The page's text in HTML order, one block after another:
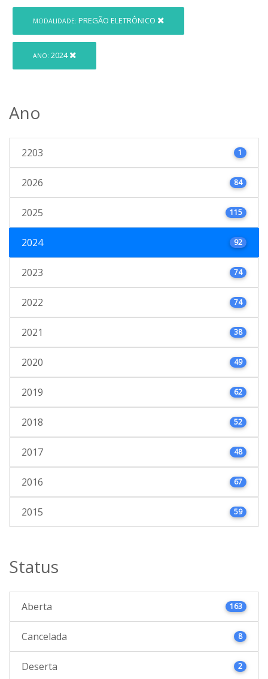
MODALIDADE: PREGÃO ELETRÔNICO
ANO: 2024
Ano
2203 1
2026 84
2025 115
2024 92
2023 74
2022 74
2021 38
2020 49
2019 62
2018 52
2017 48
2016 67
2015 59
Status
Aberta 163
Cancelada 8
Deserta 2